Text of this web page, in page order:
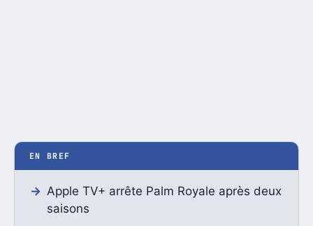
EN BREF
Apple TV+ arrête Palm Royale après deux
saisons